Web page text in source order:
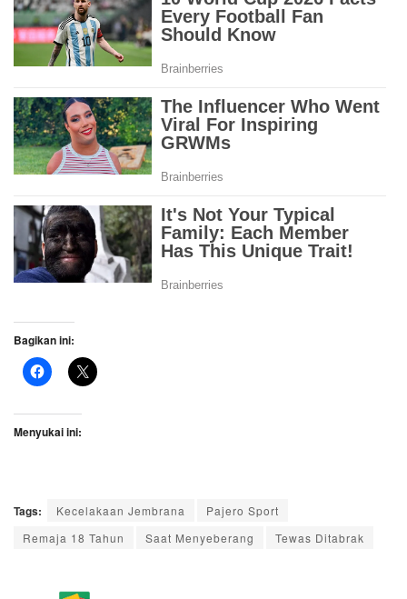
Bagikan ini:
Menyukai ini:
Tags: Kecelakaan Jembrana
Pajero Sport
Remaja 18 Tahun
Saat Menyeberang Tewas Ditabrak